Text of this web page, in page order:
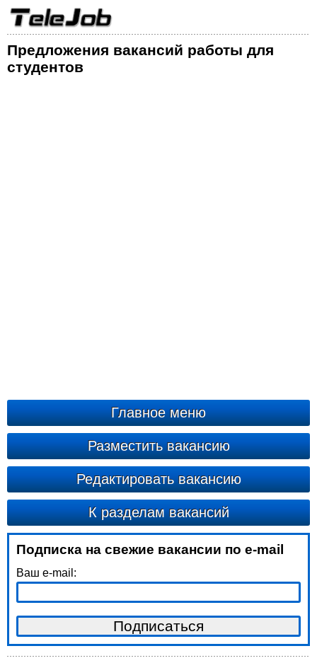
Предложения вакансий работы для
студентов
Главное меню
Разместить вакансию
Редактировать вакансию
К разделам вакансий
Подписка на свежие вакансии по e-mail
Ваш e-mail: